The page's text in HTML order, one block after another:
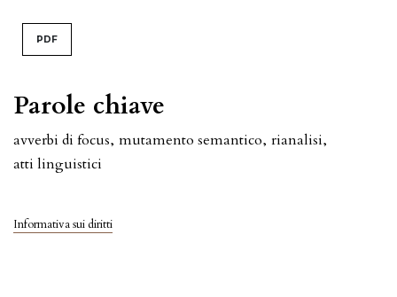
Parole chiave
avverbi di focus, mutamento semantico, rianalisi,
atti linguistici
Informativa sui diritti
PDF